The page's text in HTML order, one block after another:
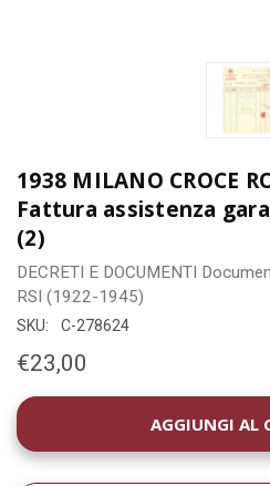
1938 MILANO CROCE
Fattura assistenza
(2)
DECRETI E DOCUMENTI
RSI (1922-1945)
SKU: C-278624
€23,00
DISPONIBILITÀ
ATTUALE: